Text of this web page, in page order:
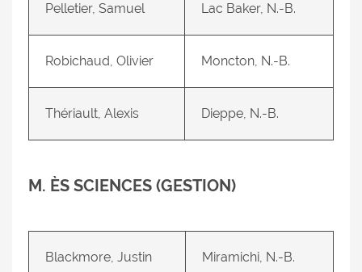
Pelletier, Samuel Lac Baker, N.-B.
Robichaud, Olivier Moncton, N.-B.
Thériault, Alexis Dieppe, N.-B.
M. ÈS SCIENCES (GESTION)
Blackmore, Justin Miramichi, N.-B.